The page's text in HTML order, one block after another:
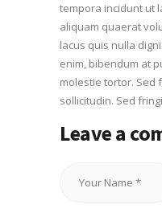
tempora incidunt ut
aliquam quaerat
lacus quis nulla
enim, bibendum at
molestie tortor. Sed
sollicitudin. Sed
Leave a